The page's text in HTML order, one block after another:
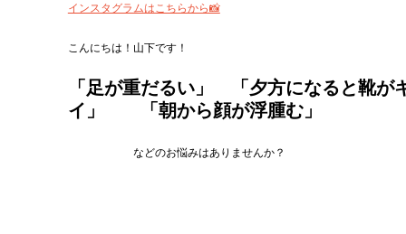
インスタグラムはこちらから📸
こんにちは！山下です！
「足が重だるい」　「夕方になると靴が
イ」　　「朝から顔が浮腫む」
などのお悩みはありませんか？